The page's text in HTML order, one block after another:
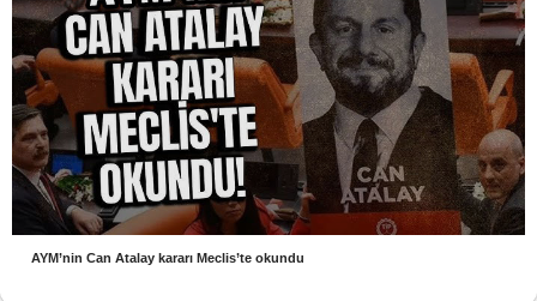
AYM’nin Can Atalay kararı Meclis’te okundu